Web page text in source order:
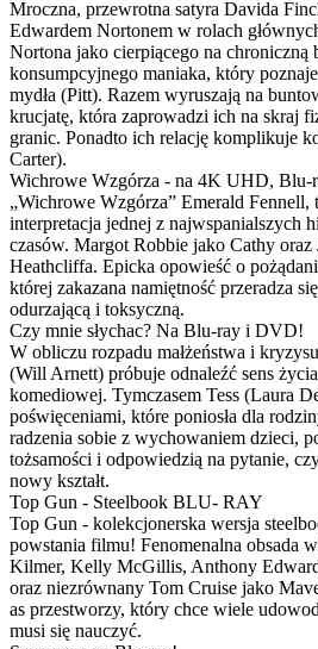
Mroczna, przewrotna satyra Davida
Edwardem Nortonem w rolach
Nortona jako cierpiącego na chroniczną
konsumpcyjnego maniaka, który
mydła (Pitt). Razem wyruszają na
krucjatę, która zaprowadzi ich na skraj
granic. Ponadto ich relację komplikuje
Carter).
Wichrowe Wzgórza - na 4K UHD,
„Wichrowe Wzgórza” Emerald Fennell,
interpretacja jednej z najwspanialszych
czasów. Margot Robbie jako Cathy
Heathcliffa. Epicka opowieść o
której zakazana namiętność przeradza
odurzającą i toksyczną.
Czy mnie słychac? Na Blu-ray i DVD!
W obliczu rozpadu małżeństwa i
(Will Arnett) próbuje odnaleźć sens
komediowej. Tymczasem Tess (Laura
poświęceniami, które poniosła dla
radzenia sobie z wychowaniem dzieci,
tożsamości i odpowiedzią na pytanie,
nowy kształt.
Top Gun - Steelbook BLU- RAY
Top Gun - kolekcjonerska wersja
powstania filmu! Fenomenalna obsada
Kilmer, Kelly McGillis, Anthony
oraz niezrównany Tom Cruise jako
as przestworzy, który chce wiele
musi się nauczyć.